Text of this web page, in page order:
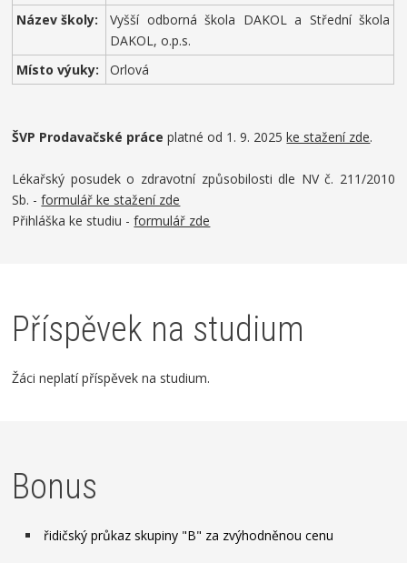
Název školy:
Vyšší odborná škola DAKOL a Střední škola
DAKOL, o.p.s.
Místo výuky:
Orlová
ŠVP Prodavačské práce platné od 1. 9. 2025ke stažení zde.
Lékařský posudek o zdravotní způsobilosti dle NV č. 211/2010
Sb. -formulář ke stažení zde
Přihláška ke studiu -formulář zde
Příspěvek na studium
Žáci neplatí příspěvek na studium.
Bonus
řidičský průkaz skupiny "B" za zvýhodněnou cenu